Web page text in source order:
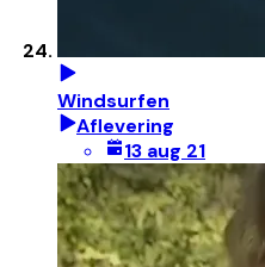
Windsurfen
Aflevering
13 aug 21